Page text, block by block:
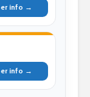
info →
info →